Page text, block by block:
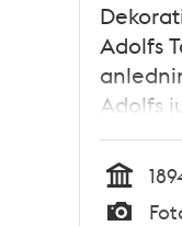
Adolfs
Adolfs
Tid